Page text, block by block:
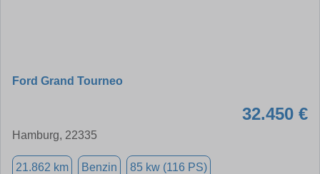
Ford Grand Tourneo
32.450 €
Hamburg, 22335
21.862 km Benzin 85 kw (116 PS)